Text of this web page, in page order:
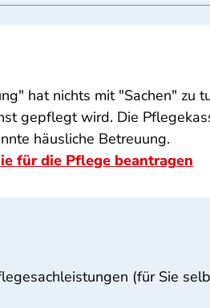
hat nichts mit "Sachen" zu
gepflegt wird. Die
häusliche Betreuung.
für die Pflege beantragen
(für Sie